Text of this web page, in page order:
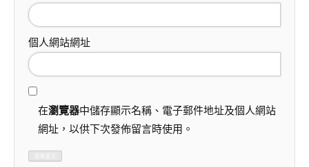
個人網站網址
在瀏覽器中儲存顯示名稱、電子郵件地址及個人網站
網址，以供下次發佈留言時使用。